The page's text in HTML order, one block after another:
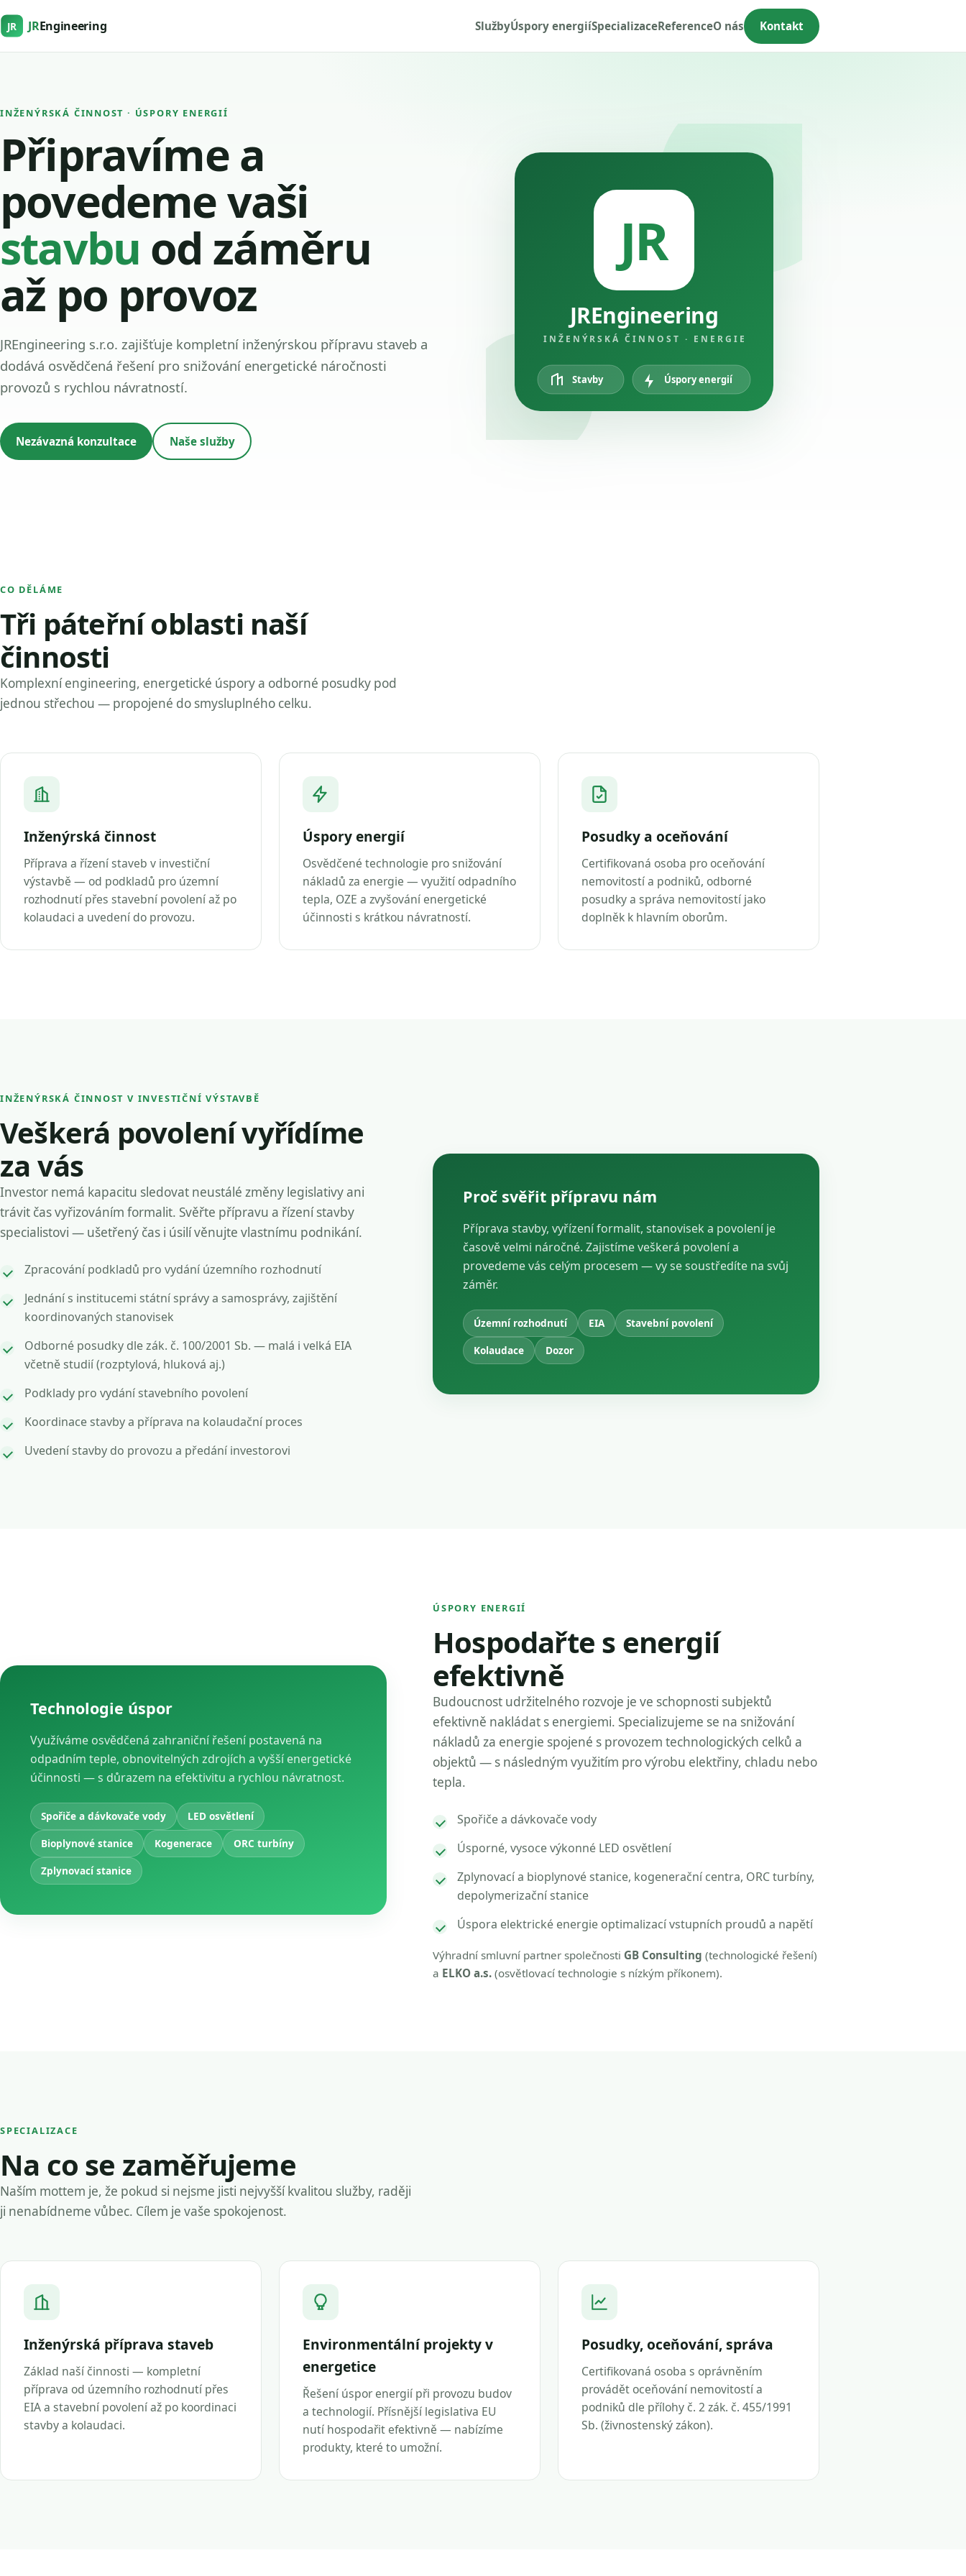
JR JREngineering SlužbyÚspory energiíSpecializaceReferenceO nás Kontakt
INŽENÝRSKÁ ČINNOST · ÚSPORY ENERGIÍ
Připravíme a
povedeme vaši
stavbu od záměru
až po provoz
JREngineering s.r.o. zajišťuje kompletní inženýrskou přípravu staveb a
dodává osvědčená řešení pro snižování energetické náročnosti
provozů s rychlou návratností.
Nezávazná konzultace Naše služby
JR
JREngineering
INŽENÝRSKÁ ČINNOST · ENERGIE
Stavby Úspory energií
CO DĚLÁME
Tři páteřní oblasti naší
činnosti
Komplexní engineering, energetické úspory a odborné posudky pod
jednou střechou — propojené do smysluplného celku.
Inženýrská činnost
Příprava a řízení staveb v investiční
výstavbě — od podkladů pro územní
rozhodnutí přes stavební povolení až po
kolaudaci a uvedení do provozu.
Úspory energií
Osvědčené technologie pro snižování
nákladů za energie — využití odpadního
tepla, OZE a zvyšování energetické
účinnosti s krátkou návratností.
Posudky a oceňování
Certifikovaná osoba pro oceňování
nemovitostí a podniků, odborné
posudky a správa nemovitostí jako
doplněk k hlavním oborům.
INŽENÝRSKÁ ČINNOST V INVESTIČNÍ VÝSTAVBĚ
Veškerá povolení vyřídíme
za vás
Investor nemá kapacitu sledovat neustálé změny legislativy ani
trávit čas vyřizováním formalit. Svěřte přípravu a řízení stavby
specialistovi — ušetřený čas i úsilí věnujte vlastnímu podnikání.
Zpracování podkladů pro vydání územního rozhodnutí
Jednání s institucemi státní správy a samosprávy, zajištění
koordinovaných stanovisek
Odborné posudky dle zák. č. 100/2001 Sb. — malá i velká EIA
včetně studií (rozptylová, hluková aj.)
Podklady pro vydání stavebního povolení
Koordinace stavby a příprava na kolaudační proces
Uvedení stavby do provozu a předání investorovi
Proč svěřit přípravu nám
Příprava stavby, vyřízení formalit, stanovisek a povolení je
časově velmi náročné. Zajistíme veškerá povolení a
provedeme vás celým procesem — vy se soustředíte na svůj
záměr.
Územní rozhodnutí EIA
Stavební povolení
Kolaudace
Dozor
Technologie úspor
Využíváme osvědčená zahraniční řešení postavená na
odpadním teple, obnovitelných zdrojích a vyšší energetické
účinnosti — s důrazem na efektivitu a rychlou návratnost.
Spořiče a dávkovače vody
LED osvětlení
Bioplynové stanice
Kogenerace
ORC turbíny
Zplynovací stanice
ÚSPORY ENERGIÍ
Hospodařte s energií
efektivně
Budoucnost udržitelného rozvoje je ve schopnosti subjektů
efektivně nakládat s energiemi. Specializujeme se na snižování
nákladů za energie spojené s provozem technologických celků a
objektů — s následným využitím pro výrobu elektřiny, chladu nebo
tepla.
Spořiče a dávkovače vody
Úsporné, vysoce výkonné LED osvětlení
Zplynovací a bioplynové stanice, kogenerační centra, ORC turbíny,
depolymerizační stanice
Úspora elektrické energie optimalizací vstupních proudů a napětí
Výhradní smluvní partner společnosti GB Consulting (technologické řešení)
a ELKO a.s. (osvětlovací technologie s nízkým příkonem).
SPECIALIZACE
Na co se zaměřujeme
Naším mottem je, že pokud si nejsme jisti nejvyšší kvalitou služby, raději
ji nenabídneme vůbec. Cílem je vaše spokojenost.
Inženýrská příprava staveb
Základ naší činnosti — kompletní
příprava od územního rozhodnutí přes
EIA a stavební povolení až po koordinaci
stavby a kolaudaci.
Environmentální projekty v
energetice
Řešení úspor energií při provozu budov
a technologií. Přísnější legislativa EU
nutí hospodařit efektivně — nabízíme
produkty, které to umožní.
Posudky, oceňování, správa
Certifikovaná osoba s oprávněním
provádět oceňování nemovitostí a
podniků dle přílohy č. 2 zák. č. 455/1991
Sb. (živnostenský zákon).